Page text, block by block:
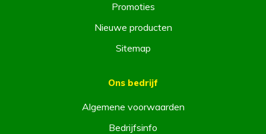
Promoties
Nieuwe producten
Sitemap
Ons bedrijf
Algemene voorwaarden
Bedrijfsinfo